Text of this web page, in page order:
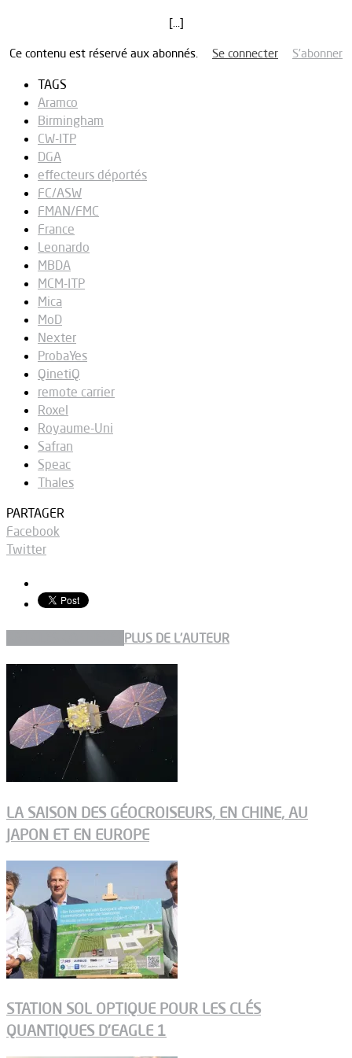
[…]
Ce contenu est réservé aux abonnés. Se connecter S’abonner
TAGS
Aramco
Birmingham
CW-ITP
DGA
effecteurs déportés
FC/ASW
FMAN/FMC
France
Leonardo
MBDA
MCM-ITP
Mica
MoD
Nexter
ProbaYes
QinetiQ
remote carrier
Roxel
Royaume-Uni
Safran
Speac
Thales
PARTAGER
Facebook
Twitter
PLUS DE L'AUTEUR
LA SAISON DES GÉOCROISEURS, EN CHINE, AU
JAPON ET EN EUROPE
STATION SOL OPTIQUE POUR LES CLÉS
QUANTIQUES D’EAGLE 1